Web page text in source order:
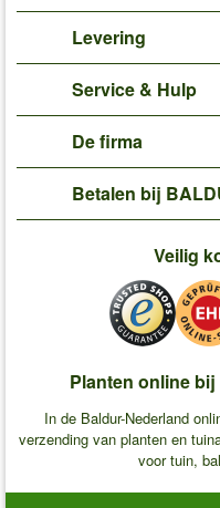
Levering
Service & Hulp
De firma
Betalen bij
Veilig
Planten online
In de Baldur-Nederland
verzending van planten en
voor tuin,